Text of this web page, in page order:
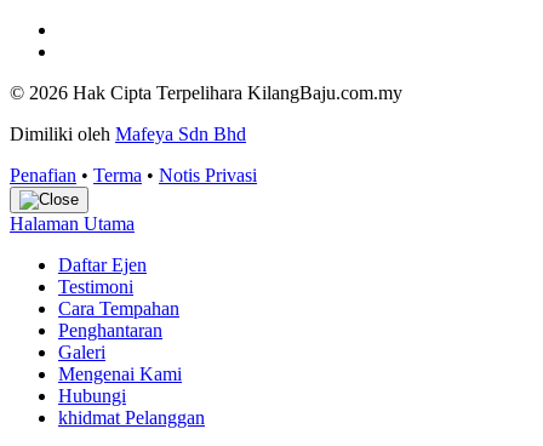
© 2026 Hak Cipta Terpelihara KilangBaju.com.my
Dimiliki oleh Mafeya Sdn Bhd
Penafian • Terma • Notis Privasi
Halaman Utama
Daftar Ejen
Testimoni
Cara Tempahan
Penghantaran
Galeri
Mengenai Kami
Hubungi
khidmat Pelanggan